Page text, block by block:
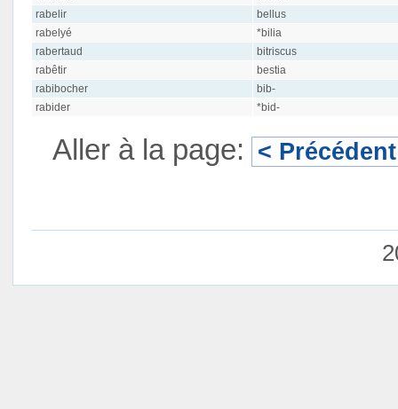
rabelir
bellus
rabelyé
*bilia
rabertaud
bitriscus
rabêtir
bestia
rabibocher
bib-
rabider
*bid-
Aller à la page: < Précédent